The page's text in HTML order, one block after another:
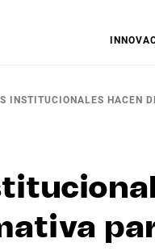
INSTITUCIONALES HACEN